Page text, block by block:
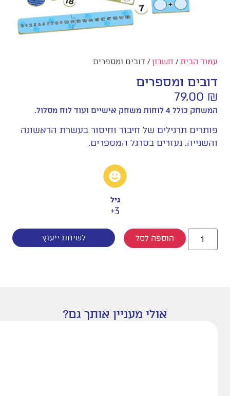
עמוד הבית/ חשבון/ דובים ומספרים
דובים ומספרים
79.00 ₪
המשחק כולל 4 לוחות משחק אישיים ועוד לוח מסלול.
פותרים תרגילים של חיבור וחיסור בעשרת הראשונה
והשנייה. נעזרים בסרגל המספרים.
גיל
3+
הוספה לסל לשיחת ייעוץ
אולי מעניין אותך גם?